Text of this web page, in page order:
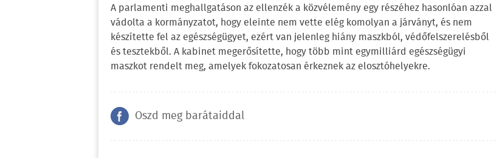
A parlamenti meghallgatáson az ellenzék a közvélemény egy részéhez hasonlóan azzal
vádolta a kormányzatot, hogy eleinte nem vette elég komolyan a járványt, és nem
készítette fel az egészségügyet, ezért van jelenleg hiány maszkból, védőfelszerelésből
és tesztekből. A kabinet megerősítette, hogy több mint egymilliárd egészségügyi
maszkot rendelt meg, amelyek fokozatosan érkeznek az elosztóhelyekre.
Oszd meg barátaiddal